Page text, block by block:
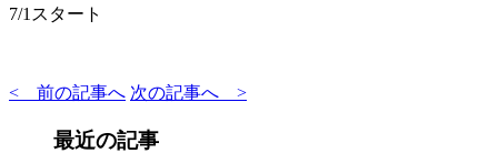
7/1スタート
< 前の記事へ 次の記事へ >
最近の記事